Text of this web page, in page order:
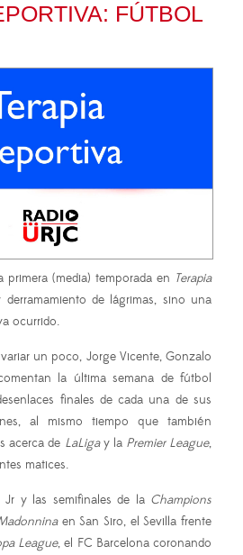
FÚTBOL
primera (media) temporada en Terapia
de lágrimas, sino una
ocurrido.
un poco, Jorge Vicente, Gonzalo
la última semana de fútbol
finales de cada una de sus
al mismo tiempo que también
acerca de LaLigay la Premier League,
matices.
Jr y las semifinales de la Champions
en San Siro, el Sevilla frente
League, el FC Barcelona coronando